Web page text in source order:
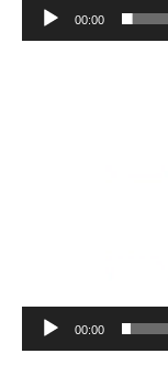
00:00
00:00